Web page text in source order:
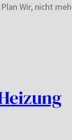
Wir, nicht